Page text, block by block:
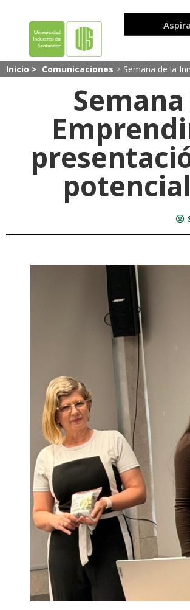
Inicio > Comunicaciones > Semana de la